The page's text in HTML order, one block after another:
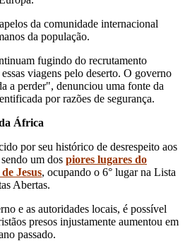
da comunidade internacional
da população.
fugindo do recrutamento
viagens pelo deserto. O governo
a perder", denunciou uma fonte da
por razões de segurança.
África
por seu histórico de desrespeito aos
um dos piores lugares do
Jesus, ocupando o 6° lugar na Lista
Abertas.
e as autoridades locais, é possível
presos injustamente aumentou em
passado.